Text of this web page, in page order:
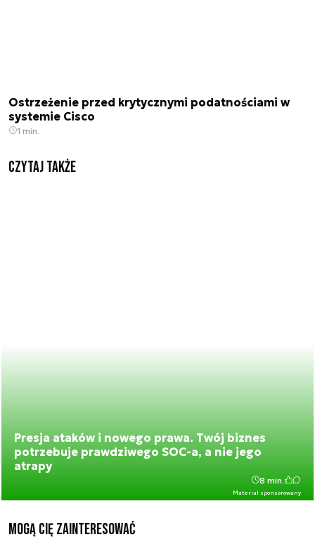
Ostrzeżenie przed krytycznymi podatnościami w
systemie Cisco
1 min.
Czytaj także
Presja ataków i nowego prawa. Twój biznes
potrzebuje prawdziwego SOC-a, a nie jego
atrapy
Materiał sponsorowany
8 min.
Mogą Cię zainteresować